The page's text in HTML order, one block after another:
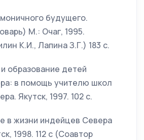
будущего.
М.: Очаг, 1995.
К.И., Лапина З.Г.) 183 с.
образование детей
в помощь учителю школ
Якутск, 1997. 102 с.
в жизни индейцев Севера
1998. 112 с (Соавтор